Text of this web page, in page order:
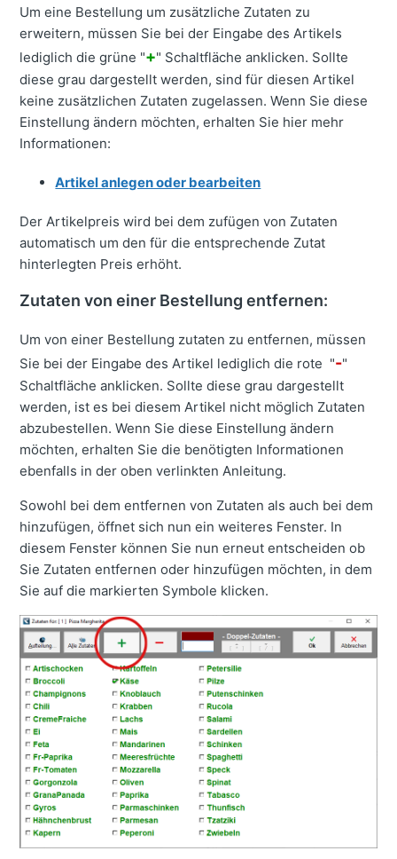
Um eine Bestellung um zusätzliche Zutaten zu
erweitern, müssen Sie bei der Eingabe des Artikels
lediglich die grüne "+" Schaltfläche anklicken. Sollte
diese grau dargestellt werden, sind für diesen Artikel
keine zusätzlichen Zutaten zugelassen. Wenn Sie diese
Einstellung ändern möchten, erhalten Sie hier mehr
Informationen:
Artikel anlegen oder bearbeiten
Der Artikelpreis wird bei dem zufügen von Zutaten
automatisch um den für die entsprechende Zutat
hinterlegten Preis erhöht.
Zutaten von einer Bestellung entfernen:
Um von einer Bestellung zutaten zu entfernen, müssen
Sie bei der Eingabe des Artikel lediglich die rote "-"
Schaltfläche anklicken. Sollte diese grau dargestellt
werden, ist es bei diesem Artikel nicht möglich Zutaten
abzubestellen. Wenn Sie diese Einstellung ändern
möchten, erhalten Sie die benötigten Informationen
ebenfalls in der oben verlinkten Anleitung.
Sowohl bei dem entfernen von Zutaten als auch bei dem
hinzufügen, öffnet sich nun ein weiteres Fenster. In
diesem Fenster können Sie nun erneut entscheiden ob
Sie Zutaten entfernen oder hinzufügen möchten, in dem
Sie auf die markierten Symbole klicken.